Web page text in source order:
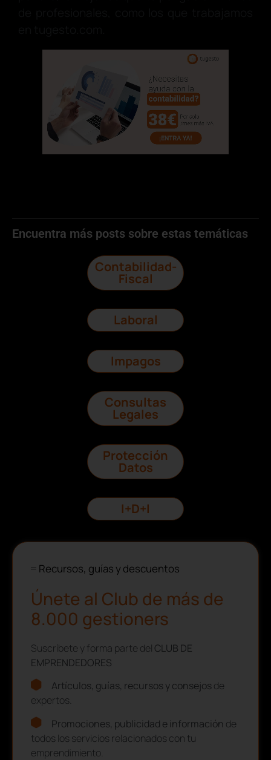
Encuentra más posts sobre estas temáticas
Contabilidad-
Fiscal
Laboral
Impagos
Consultas
Legales
Protección
Datos
I+D+I
Recursos, guías y descuentos
Únete al Club de más de
8.000 gestioners
Suscríbete y forma parte del CLUB DE
EMPRENDEDORES
Artículos, guías, recursos y consejosde
expertos.
Promociones, publicidad e información de
todos los servicios relacionados con tu
emprendimiento.